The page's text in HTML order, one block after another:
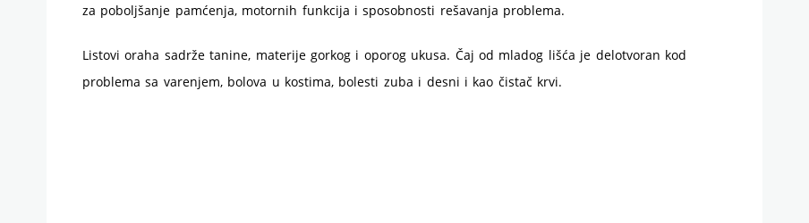
za poboljšanje pamćenja, motornih funkcija i sposobnosti rešavanja problema.
Listovi oraha sadrže tanine, materije gorkog i oporog ukusa. Čaj od mladog lišća je delotvoran kod
problema sa varenjem, bolova u kostima, bolesti zuba i desni i kao čistač krvi.